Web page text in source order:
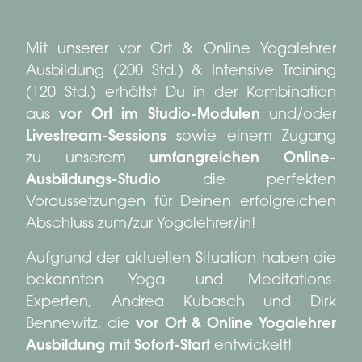
Mit unserer vor Ort & Online Yogalehrer
Ausbildung (200 Std.) & Intensive Training
(120 Std.) erhältst Du in der Kombination
ausvor Ort im Studio-Modulen und/oder
Livestream-Sessionssowie einem Zugang
zu unserem umfangreichen Online-
Ausbildungs-Studio die perfekten
Voraussetzungen für Deinen erfolgreichen
Abschluss zum/zur Yogalehrer/in!
Aufgrund der aktuellen Situation haben die
bekannten Yoga- und Meditations-
Experten, Andrea Kubasch und Dirk
Bennewitz, dievor Ort & Online Yogalehrer
Ausbildung mit Sofort-Start entwickelt!